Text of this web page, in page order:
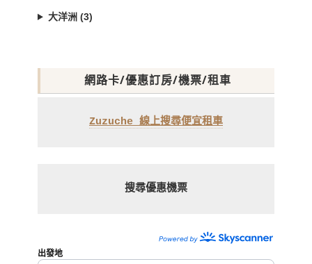
大洋洲 (3)
網路卡/優惠訂房/機票/租車
Zuzuche 線上搜尋便宜租車
搜尋優惠機票